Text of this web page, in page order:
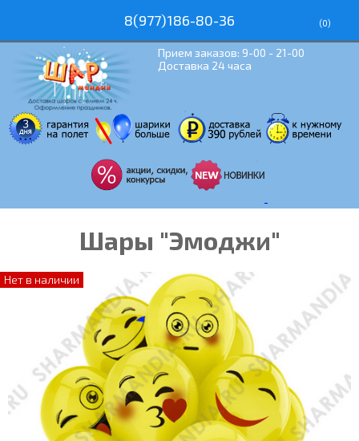
8(977)186-80-36 (0)
Прием заказов: 9-00 - 21-00
Доставка 24 часа
Шары "Эмоджи"
Нет в наличии